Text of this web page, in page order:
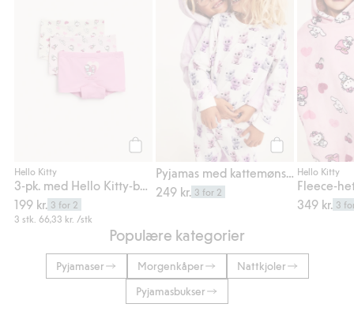
Hello Kitty
199 kr. 3 for 2
3 stk. 66,33 kr. /stk
249 kr. 3 for 2
Hello Kitty
349 kr. 3
Populære kategorier
Pyjamaser Morgenkåper
Nattkjoler
Pyjamasbukser